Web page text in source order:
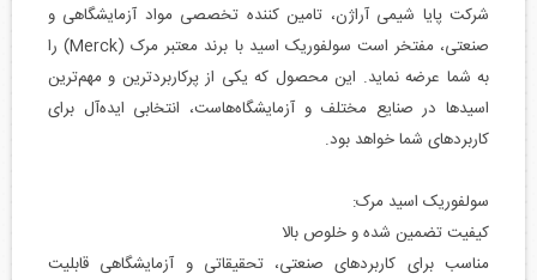
شرکت پایا شیمی آراژن، تامین کننده تخصصی مواد آزمایشگاهی و
صنعتی، مفتخر است سولفوریک اسید با برند معتبر مرک (Merck) را
به شما عرضه نماید. این محصول که یکی از پرکاربردترین و مهم‌ترین
اسیدها در صنایع مختلف و آزمایشگاه‌هاست، انتخابی ایده‌آل برای
کاربردهای شما خواهد بود.
سولفوریک اسید مرک:
کیفیت تضمین شده و خلوص بالا
مناسب برای کاربردهای صنعتی، تحقیقاتی و آزمایشگاهی قابلیت